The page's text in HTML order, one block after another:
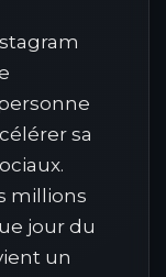
sa
millions
jour du
un